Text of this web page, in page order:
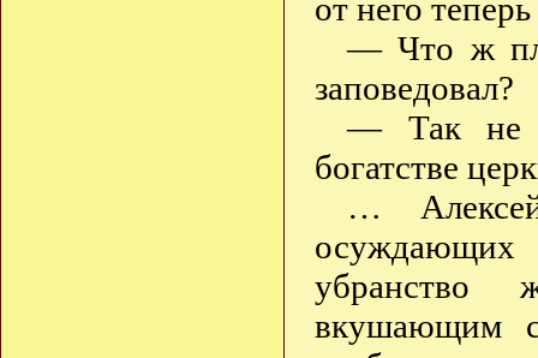
от него
— Что ж
заповедовал?
— Так не
богатстве
…
осуждающих
убранство
вкушающим